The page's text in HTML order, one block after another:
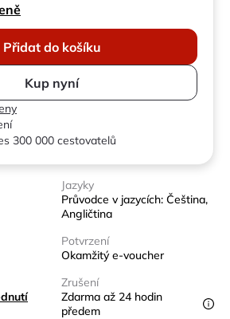
Přidat do košíku
Kup nyní
300 000 cestovatelů
Jazyky
Průvodce v jazycích: Čeština,
Angličtina
Potvrzení
Okamžitý e-voucher
Zrušení
Zdarma až 24 hodin
předem